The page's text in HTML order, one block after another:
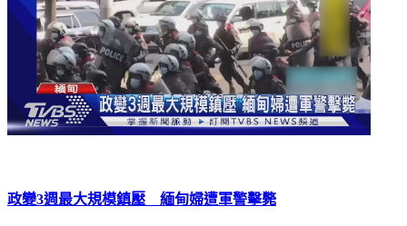
政變3週最大規模鎮壓 緬甸婦遭軍警擊斃